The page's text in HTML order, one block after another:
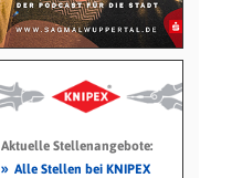
Aktuelle Stellenangebote:
» Alle Stellen bei KNIPEX